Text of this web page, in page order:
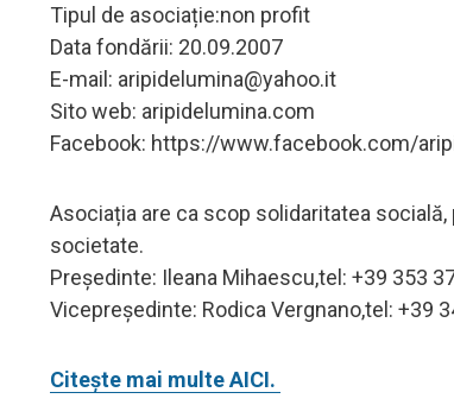
Tipul de asociație:non profit
Data fondării: 20.09.2007
E-mail: aripidelumina@yahoo.it
Sito web: aripidelumina.com
Facebook: https://www.facebook.com/
Asociația are ca scop solidaritatea
societate.
Președinte: Ileana Mihaescu,tel: +39 353
Vicepreședinte: Rodica Vergnano,tel: +39
Citește mai multe AICI.